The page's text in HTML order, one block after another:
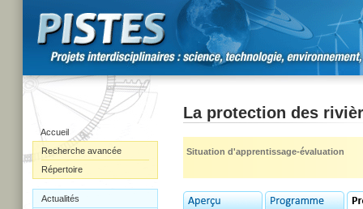
Accueil
Recherche avancée
Répertoire
Actualités
La protection des
Situation d'apprentissage-évaluation